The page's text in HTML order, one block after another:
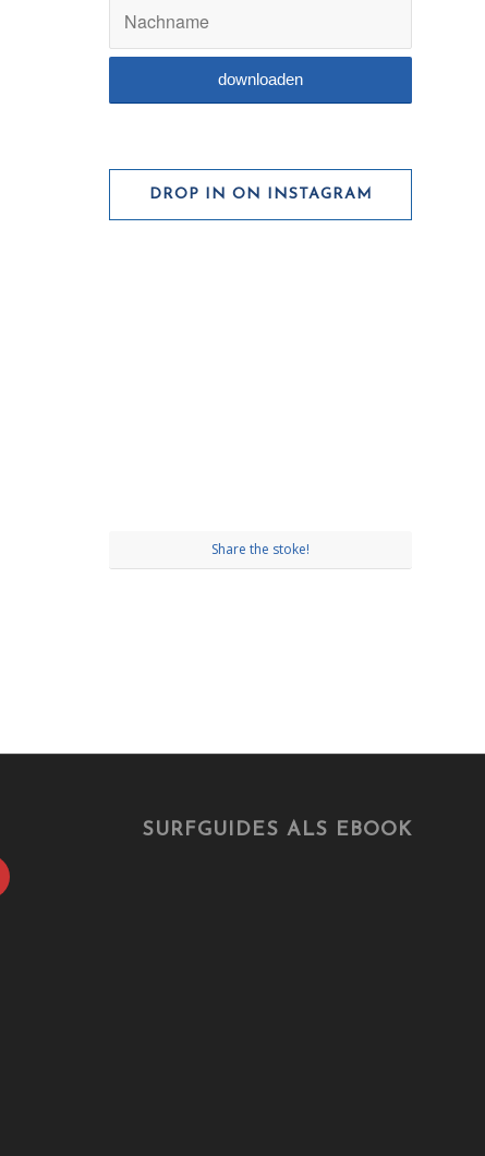
DROP IN ON INSTAGRAM
Share the stoke!
SURFGUIDES ALS EBOOK